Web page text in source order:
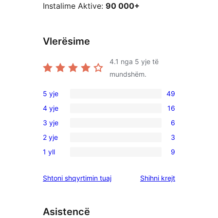
Instalime Aktive: 90 000+
Vlerësime
4.1 nga 5 yje të
mundshëm.
49
shqyrtime
me
5
yje
5 yje 49
16
shqyrtime
me
4
4 yje 16
6
shqyrtime
me
yje
3 yje 6
3
shqyrtime
2
2 yje 3
9
me
yje
1 yll 9
Shtoni shqyrtimin tuaj Shihni krejtshqyrtimet
Asistencë